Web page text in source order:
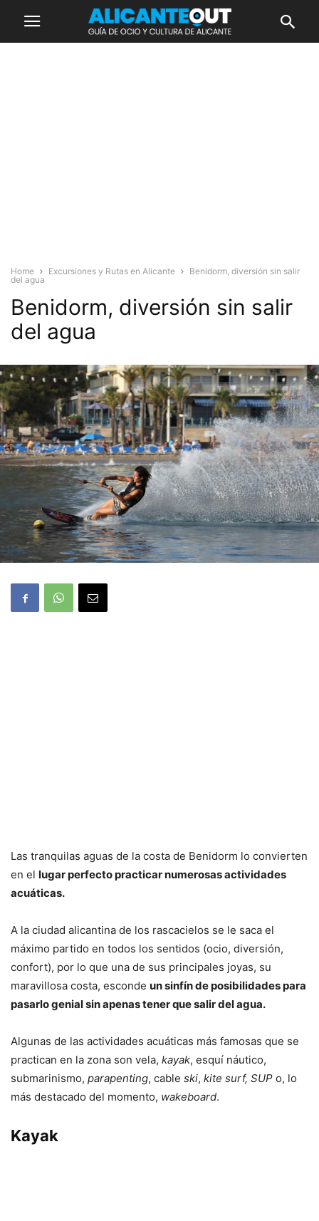
Home Excursiones y Rutas en Alicante
Benidorm, diversión sin salir
del agua
Benidorm, diversión sin salir
del agua
Las tranquilas aguas de la costa de Benidorm lo convierten
en el lugar perfecto practicar numerosas actividades
acuáticas.
A la ciudad alicantina de los rascacielos se le saca el
máximo partido en todos los sentidos (ocio, diversión,
confort), por lo que una de sus principales joyas, su
maravillosa costa, esconde un sinfín de posibilidades para
pasarlo genial sin apenas tener que salir del agua.
Algunas de las actividades acuáticas más famosas que se
practican en la zona son vela, kayak, esquí náutico,
submarinismo, parapenting, cable ski, kite surf, SUP o, lo
más destacado del momento, wakeboard.
Kayak